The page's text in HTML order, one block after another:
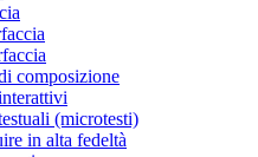
composizione
(microtesti)
in alta fedeltà